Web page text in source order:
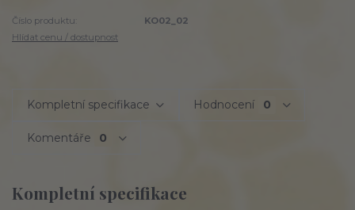
Číslo produktu:
KO02_02
Hlídat cenu / dostupnost
Kompletní specifikace Hodnocení 0
Komentáře 0
Kompletní specifikace